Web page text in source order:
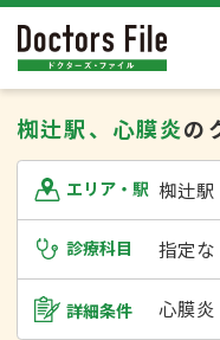
椥辻駅、心膜炎の
エリア・駅 椥辻駅
診療科目 指定な
詳細条件 心膜炎